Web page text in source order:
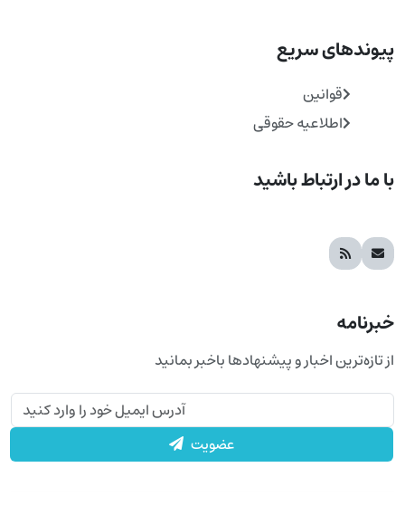
پیوندهای سریع
قوانین
اطلاعیه حقوقی
با ما در ارتباط باشید
خبرنامه
از تازه‌ترین اخبار و پیشنهادها باخبر بمانید
عضویت